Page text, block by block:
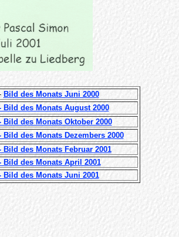
Bild des Monats Juni 2000
Bild des Monats August 2000
Bild des Monats Oktober 2000
Bild des Monats Dezembers 2000
Bild des Monats Februar 2001
Bild des Monats April 2001
Bild des Monats Juni 2001